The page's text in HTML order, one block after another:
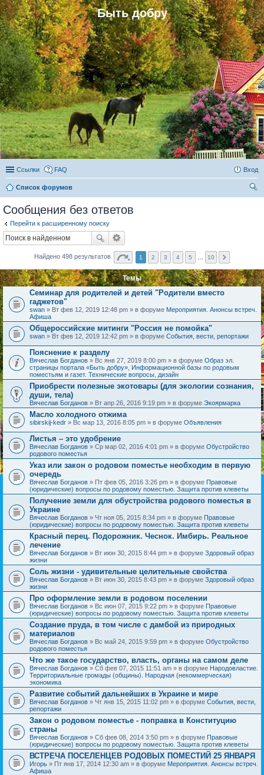
Быть добру
Ссылки FAQ Вход
Список форумов
Сообщения без ответов
Перейти к расширенному поиску
Найдено 498 результатов 1 2 3 4 5 10
Темы
Семинар для родителей и детей "Родители вместо
гаджетов"
swan » Вт фев 12, 2019 12:48 pm » в форуме Мероприятия. Анонсы встреч.
Афиша
Общероссийские митинги "Россия не помойка"
swan » Вт фев 12, 2019 12:42 pm » в форуме События, вести, репортажи
Пояснение к разделу
Вячеслав Богданов » Вс янв 27, 2019 8:00 pm » в форуме Образ эл.
страницы портала «Быть добру», Информационной базы по родовым
поместьям и газет. Технические вопросы, дизайн
Приобрести полезные экотовары (для экологии сознания,
души, тела)
Вячеслав Богданов » Вт апр 26, 2016 9:19 pm » в форуме Экоярмарка
Масло холодного отжима
sibirskij-kedr » Вс мар 13, 2016 8:05 pm » в форуме Объявления
Листья – это удобрение
Вячеслав Богданов » Ср мар 02, 2016 4:01 pm » в форуме Обустройство
родового поместья
Указ или закон о родовом поместье необходим в первую
очередь
Вячеслав Богданов » Пт фев 05, 2016 3:26 pm » в форуме Правовые
(юридические) вопросы по родовому поместью. Защита против клеветы
Получение земли для обустройства родового поместья в
Украине
Вячеслав Богданов » Чт ноя 05, 2015 8:34 pm » в форуме Правовые
(юридические) вопросы по родовому поместью. Защита против клеветы
Красный перец. Подорожник. Чеснок. Имбирь. Реальное
лечение
Вячеслав Богданов » Вт июн 30, 2015 8:44 pm » в форуме Здоровый образ
жизни
Соль жизни - удивительные целительные свойства
Вячеслав Богданов » Вт июн 30, 2015 8:43 pm » в форуме Здоровый образ
жизни
Про оформление земли в родовом поселении
Вячеслав Богданов » Вс июн 07, 2015 9:22 pm » в форуме Правовые
(юридические) вопросы по родовому поместью. Защита против клеветы
Создание пруда, в том числе с дамбой из природных
материалов
Вячеслав Богданов » Вс май 24, 2015 9:59 pm » в форуме Обустройство
родового поместья
Что же такое государство, власть, органы на самом деле
Вячеслав Богданов » Сб фев 07, 2015 11:51 am » в форуме Народовластие.
Территориальные громады (общины). Народная (некоммерческая)
экономика
Развитие событий дальнейших в Украине и мире
Вячеслав Богданов » Чт янв 15, 2015 11:02 pm » в форуме События, вести,
репортажи
Закон о родовом поместье - поправка в Конституцию
страны
Вячеслав Богданов » Сб фев 08, 2014 3:50 pm » в форуме Правовые
(юридические) вопросы по родовому поместью. Защита против клеветы
ВСТРЕЧА ПОСЕЛЕНЦЕВ РОДОВЫХ ПОМЕСТИЙ 25 ЯНВАРЯ
Игорь » Пт янв 17, 2014 12:30 am » в форуме Мероприятия. Анонсы встреч.
Афиша